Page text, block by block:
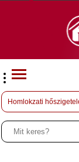
Homlokzati